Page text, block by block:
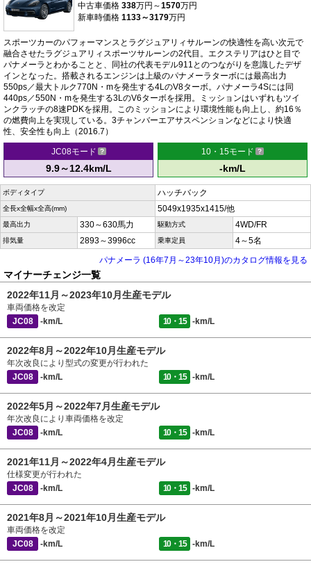
中古車価格 338万円～1570万円
新車時価格 1133～3179万円
スポーツカーのパフォーマンスとラグジュアリィサルーンの快適性を高い次元で
融合させたラグジュアリィスポーツサルーンの2代目。エクステリアはひと目で
パナメーラとわかることと、同社の代表モデル911とのつながりを意識したデザ
インとなった。搭載されるエンジンは上級のパナメーラターボには最高出力
550ps／最大トルク770N・mを発生する4LのV8ターボ。パナメーラ4Sには同
440ps／550N・mを発生する3LのV6ターボを採用。ミッションはいずれもツイ
ンクラッチの8速PDKを採用。このミッションにより環境性能も向上し、約16％
の燃費向上を実現している。3チャンバーエアサスペンションなどにより快適
性、安全性も向上（2016.7）
JC08モード
9.9～12.4km/L
10・15モード
-km/L
ボディタイプ ハッチバック
全長x全幅x全高(mm) 5049x1935x1415/他
最高出力 330～630馬力 駆動方式 4WD/FR
排気量 2893～3996cc 乗車定員
4～5名
パナメーラ (16年7月～23年10月)のカタログ情報を見る
マイナーチェンジ一覧
2022年11月～2023年10月生産モデル
車両価格を改定
JC08
-km/L 10・15 -km/L
2022年8月～2022年10月生産モデル
年次改良により型式の変更が行われた
JC08
-km/L 10・15 -km/L
2022年5月～2022年7月生産モデル
年次改良により車両価格を改定
JC08
-km/L 10・15 -km/L
2021年11月～2022年4月生産モデル
仕様変更が行われた
JC08
-km/L 10・15 -km/L
2021年8月～2021年10月生産モデル
車両価格を改定
JC08
-km/L 10・15 -km/L